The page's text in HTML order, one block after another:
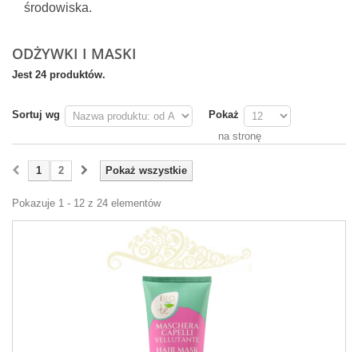
środowiska.
ODŻYWKI I MASKI
Jest 24 produktów.
Sortuj wg
Pokaż
na stronę
Pokaż wszystkie
1 2
Pokazuje 1 - 12 z 24 elementów